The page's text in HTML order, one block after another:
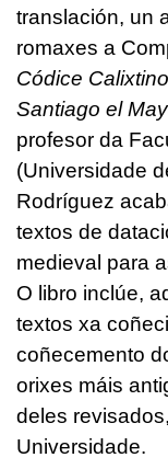
translación, un
romaxes a
Códice
Santiago el
profesor da
(Universidade
Rodríguez
textos de
medieval para
O libro inclúe,
textos xa
coñecemento
orixes máis
deles
Universidade.